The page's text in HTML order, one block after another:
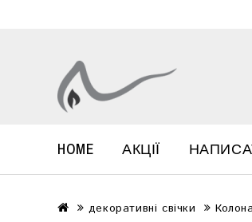
HOME АКЦІЇ
декоративні свічки